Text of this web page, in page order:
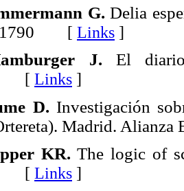
G.Delia
[ Links ]
J. El
[ Links ]
D. Investigación
Madrid. Alianza
KR.The logic of
[ Links ]